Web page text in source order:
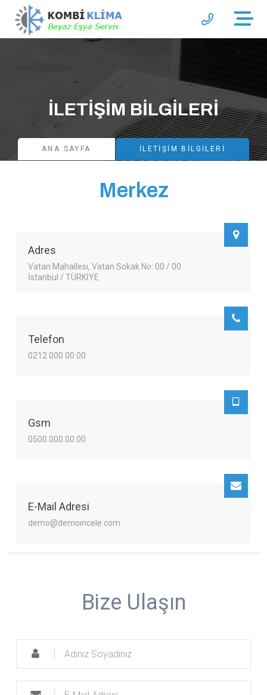
İLETIŞIM BILGILERI
ANA SAYFA İLETIŞIM BILGILERI
Merkez
Adres
Vatan Mahallesi, Vatan Sokak No: 00 / 00
İstanbul / TÜRKİYE
Telefon
0212 000 00 00
Gsm
0500 000 00 00
E-Mail Adresi
demo@demoincele.com
Bize Ulaşın